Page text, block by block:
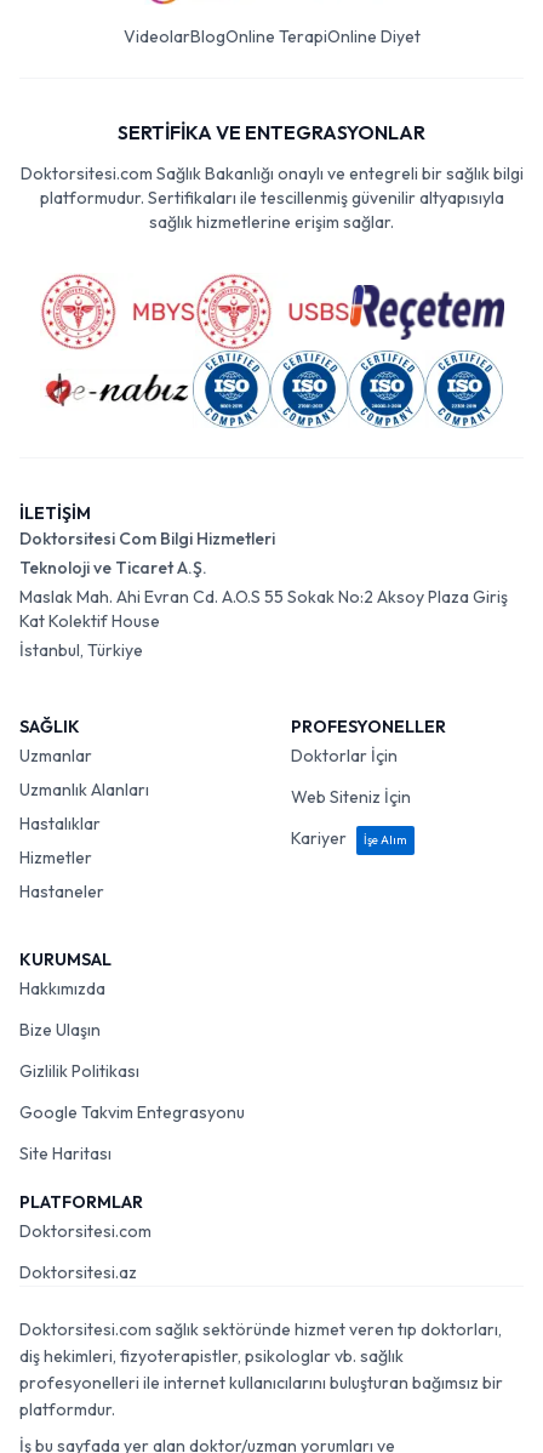
VideolarBlogOnline TerapiOnline Diyet
SERTİFİKA VE ENTEGRASYONLAR
Doktorsitesi.com Sağlık Bakanlığı onaylı ve entegreli bir sağlık bilgi
platformudur. Sertifikaları ile tescillenmiş güvenilir altyapısıyla
sağlık hizmetlerine erişim sağlar.
İLETİŞİM
Doktorsitesi Com Bilgi Hizmetleri
Teknoloji ve Ticaret A.Ş.
Maslak Mah. Ahi Evran Cd. A.O.S 55 Sokak No:2 Aksoy Plaza Giriş
Kat Kolektif House
İstanbul, Türkiye
SAĞLIK
Uzmanlar
Uzmanlık Alanları
Hastalıklar
Hizmetler
Hastaneler
PROFESYONELLER
Doktorlar İçin
Web Siteniz İçin
Kariyer
İşe Alım
KURUMSAL
Hakkımızda
Bize Ulaşın
Gizlilik Politikası
Google Takvim Entegrasyonu
Site Haritası
PLATFORMLAR
Doktorsitesi.com
Doktorsitesi.az
Doktorsitesi.com sağlık sektöründe hizmet veren tıp doktorları,
diş hekimleri, fizyoterapistler, psikologlar vb. sağlık
profesyonelleri ile internet kullanıcılarını buluşturan bağımsız bir
platformdur.
İş bu sayfada yer alan doktor/uzman yorumları ve